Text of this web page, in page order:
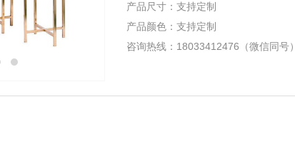
产品尺寸：支持定制
产品颜色：支持定制
咨询热线：18033412476（微信同号）